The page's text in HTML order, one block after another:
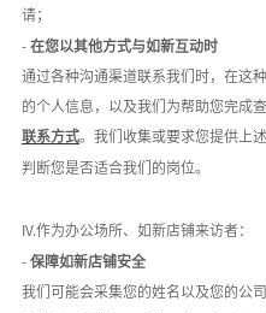
请；
- 在您以其他方式与如新互动时
通过各种沟通渠道联系我们时，在这
的个人信息，以及我们为帮助您完成
联系方式。我们收集或要求您提供上
判断您是否适合我们的岗位。
IV.作为办公场所、如新店铺来访者：
- 保障如新店铺安全
我们可能会采集您的姓名以及您的公